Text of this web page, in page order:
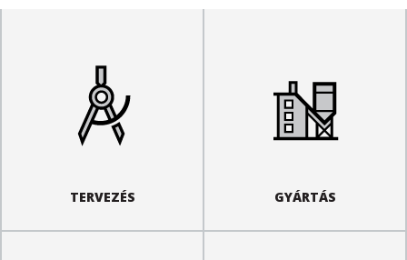
TERVEZÉS GYÁRTÁS